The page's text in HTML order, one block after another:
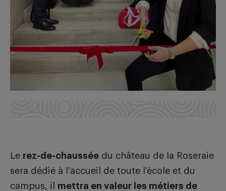
Le rez-de-chaussée du château de la Roseraie
sera dédié à l’accueil de toute l’école et du
campus, il mettra en valeur les métiers de